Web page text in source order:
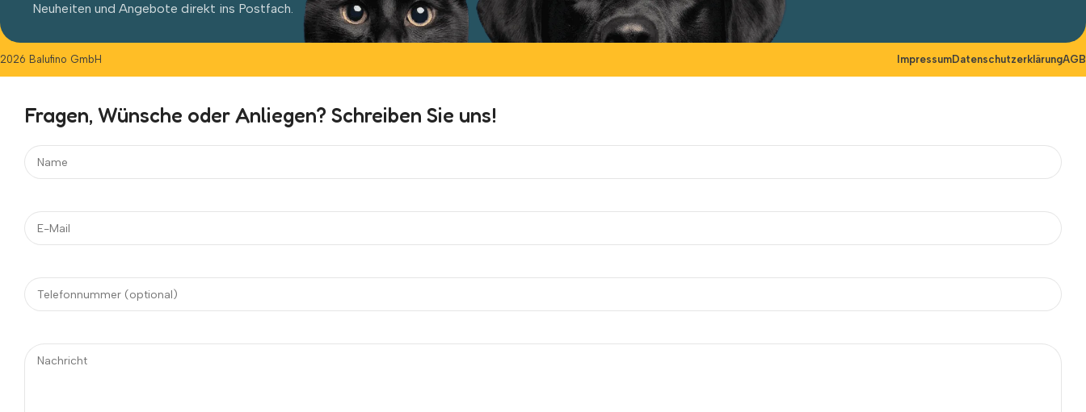
Neuheiten und Angebote direkt ins Postfach. Alternative:
2026 Balufino GmbH ImpressumDatenschutzerklärungAGB
Fragen, Wünsche oder Anliegen? Schreiben Sie uns!